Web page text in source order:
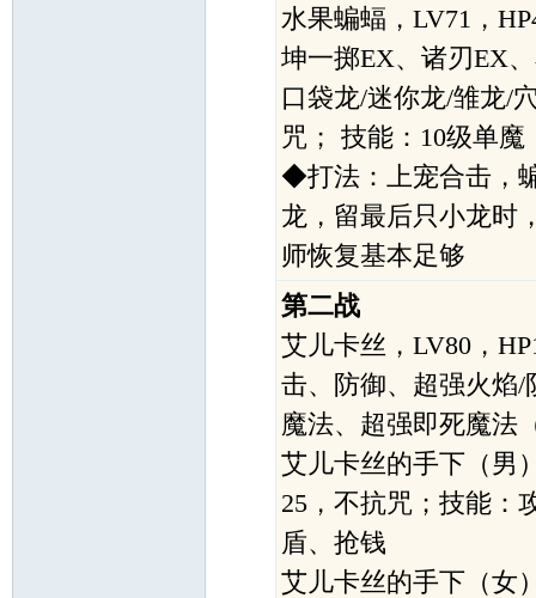
水果蝙蝠，LV71，
坤一掷EX、诸刃EX
口袋龙/迷你龙/雏龙/
咒； 技能：10级单魔
◆打法：上宠合击，
龙，留最后只小龙时
师恢复基本足够
第二战
艾儿卡丝，LV80，
击、防御、超强火焰
魔法、超强即死魔法
艾儿卡丝的手下（男
25，不抗咒；技能：
盾、抢钱
艾儿卡丝的手下（女